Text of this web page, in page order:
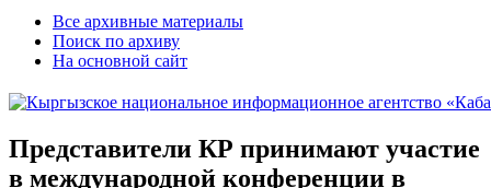
Все архивные материалы
Поиск по архиву
На основной сайт
Представители КР принимают участие
в международной конференции в